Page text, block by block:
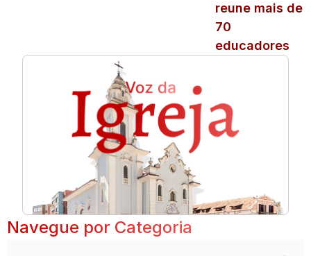
reune mais de
70
educadores
Navegue por Categoria